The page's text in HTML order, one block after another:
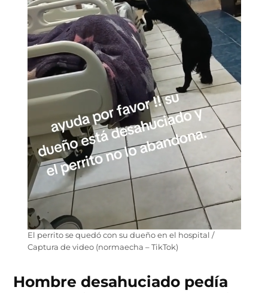
El perrito se quedó con su dueño en el hospital /
Captura de video (normaecha – TikTok)
Hombre desahuciado pedía